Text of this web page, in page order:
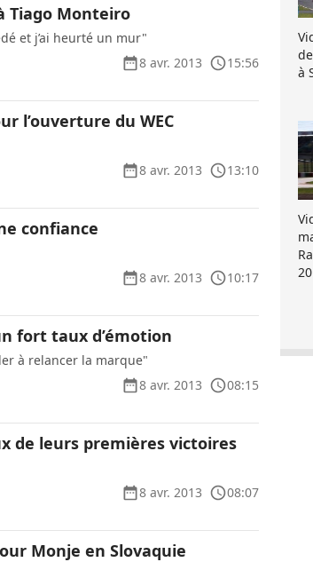
Tiago Monteiro
et j’ai heurté un mur"
8 avr. 2013
15:56
l’ouverture du WEC
8 avr. 2013
13:10
confiance
8 avr. 2013
10:17
fort taux d’émotion
à relancer la marque"
8 avr. 2013
08:15
de leurs premières victoires
8 avr. 2013
08:07
Monje en Slovaquie
à